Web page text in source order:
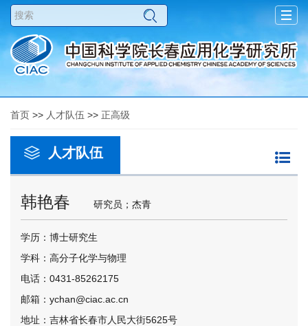
首页 >> 人才队伍 >> 正高级
人才队伍
韩艳春 研究员；杰青
学历：博士研究生
学科：高分子化学与物理
电话：0431-85262175
邮箱：ychan@ciac.ac.cn
地址：吉林省长春市人民大街5625号